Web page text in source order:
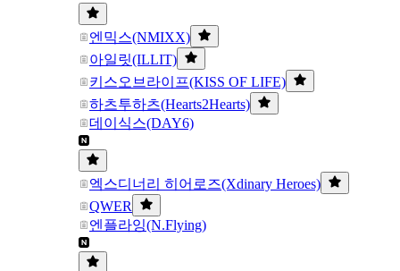
엔믹스(NMIXX)
아일릿(ILLIT)
키스오브라이프(KISS OF LIFE)
하츠투하츠(Hearts2Hearts)
데이식스(DAY6)
엑스디너리 히어로즈(Xdinary Heroes)
QWER
엔플라잉(N.Flying)